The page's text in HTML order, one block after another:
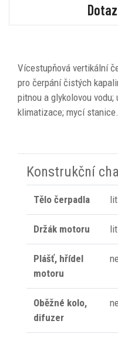
Vícestupňová vertikální
pro čerpání čistých
pitnou a glykolovou vodu;
klimatizace; mycí stanice.
Konstrukční
Tělo čerpadla
Držák motoru
Plášť, hřídel
motoru
Oběžné kolo,
difuzer